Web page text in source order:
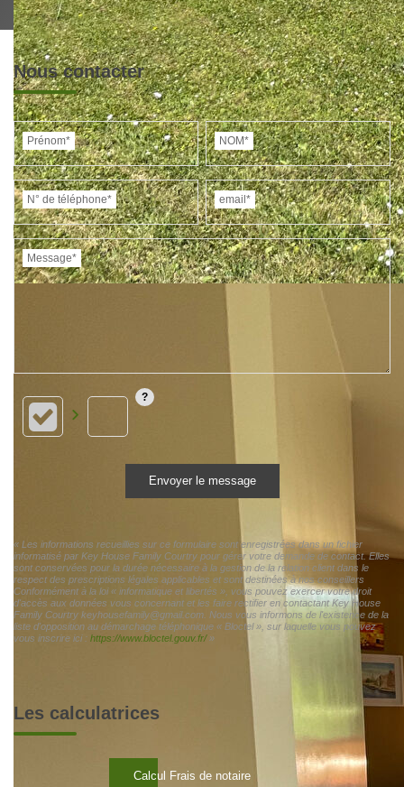
Nous contacter
Prénom* NOM*
N° de téléphone* email*
Message*
Envoyer le message
« Les informations recueillies sur ce formulaire sont enregistrées dans un fichier
informatisé par Key House Family Courtry pour gérer votre demande de contact. Elles
sont conservées pour la durée nécessaire à la gestion de la relation client dans le
respect des prescriptions légales applicables et sont destinées à nos conseillers
Conformément à la loi « informatique et libertés », vous pouvez exercer votre droit
d'accès aux données vous concernant et les faire rectifier en contactant Key House
Family Courtry keyhousefamily@gmail.com. Nous vous informons de l'existence de la
liste d'opposition au démarchage téléphonique « Bloctel », sur laquelle vous pouvez
vous inscrire ici : https://www.bloctel.gouv.fr/»
Les calculatrices
Calcul Frais de notaire